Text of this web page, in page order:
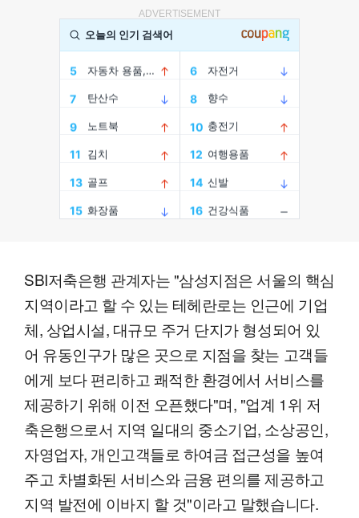
ADVERTISEMENT
SBI저축은행 관계자는 "삼성지점은 서울의 핵심
지역이라고 할 수 있는 테헤란로는 인근에 기업
체, 상업시설, 대규모 주거 단지가 형성되어 있
어 유동인구가 많은 곳으로 지점을 찾는 고객들
에게 보다 편리하고 쾌적한 환경에서 서비스를
제공하기 위해 이전 오픈했다"며, "업계 1위 저
축은행으로서 지역 일대의 중소기업, 소상공인,
자영업자, 개인고객들로 하여금 접근성을 높여
주고 차별화된 서비스와 금융 편의를 제공하고
지역 발전에 이바지 할 것"이라고 말했습니다.